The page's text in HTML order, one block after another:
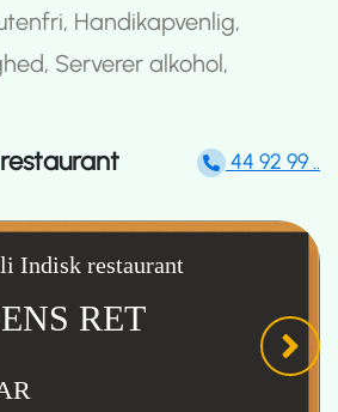
Handikapvenlig,
Serverer alkohol,
44 92 99 ..
Indisk restaurant
RET